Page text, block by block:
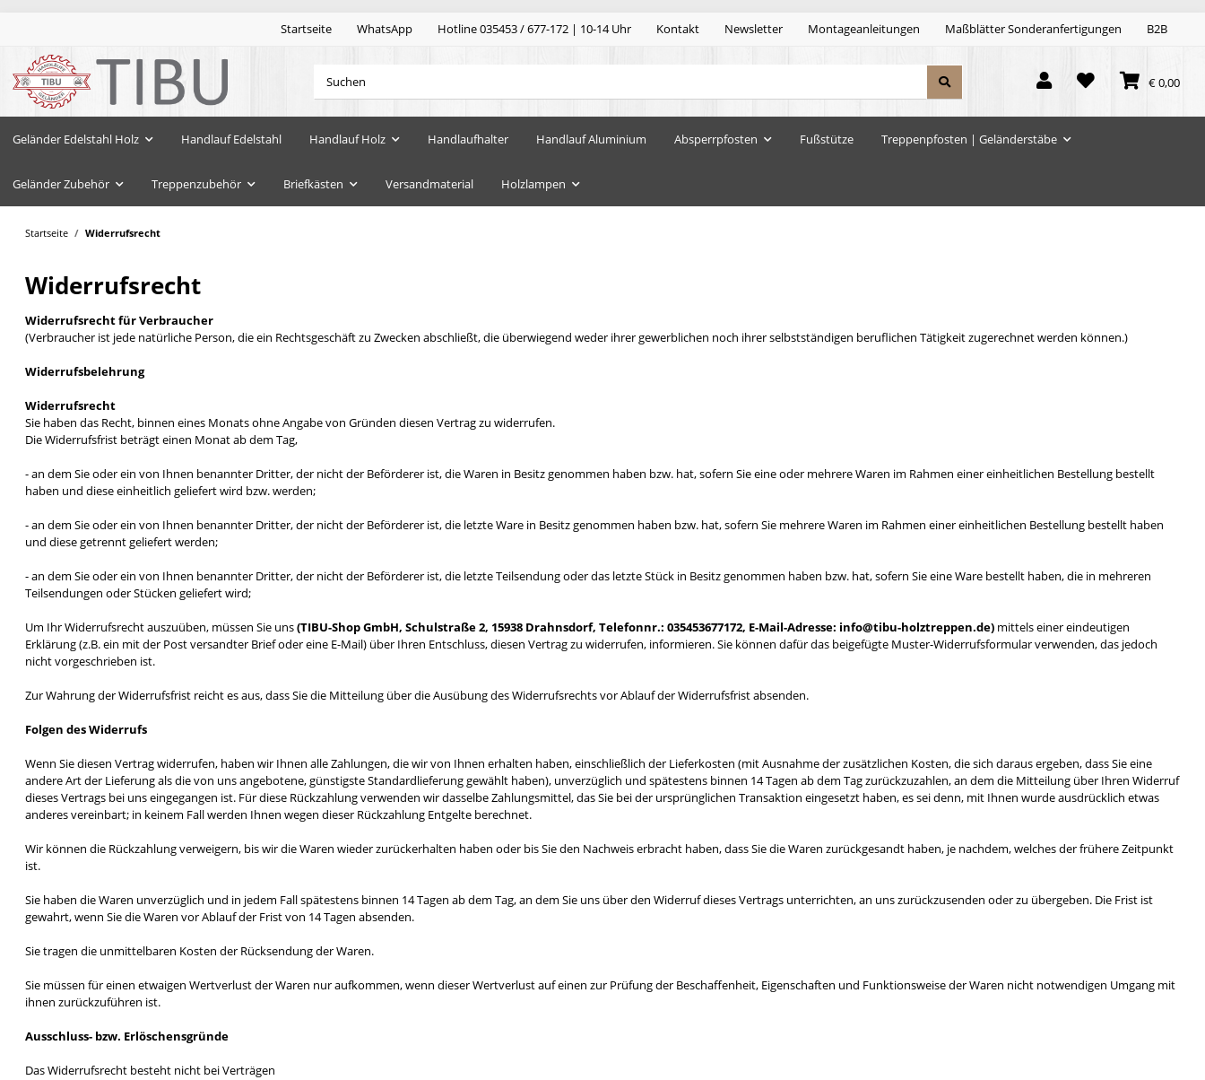
Startseite WhatsApp Hotline 035453 / 677-172 | 10-14 Uhr Kontakt Newsletter Montageanleitungen Maßblätter Sonderanfertigungen B2B
€ 0,00
Geländer Edelstahl Holz Handlauf Edelstahl Handlauf Holz Handlaufhalter Handlauf Aluminium Absperrpfosten Fußstütze Treppenpfosten | Geländerstäbe
Geländer Zubehör Treppenzubehör Briefkästen Versandmaterial Holzlampen
Startseite Widerrufsrecht
Widerrufsrecht
Widerrufsrecht für Verbraucher
(Verbraucher ist jede natürliche Person, die ein Rechtsgeschäft zu Zwecken abschließt, die überwiegend weder ihrer gewerblichen noch ihrer selbstständigen beruflichen Tätigkeit zugerechnet werden können.)
Widerrufsbelehrung
Widerrufsrecht
Sie haben das Recht, binnen eines Monats ohne Angabe von Gründen diesen Vertrag zu widerrufen.
Die Widerrufsfrist beträgt einen Monat ab dem Tag,
- an dem Sie oder ein von Ihnen benannter Dritter, der nicht der Beförderer ist, die Waren in Besitz genommen haben bzw. hat, sofern Sie eine oder mehrere Waren im Rahmen einer einheitlichen Bestellung bestellt
haben und diese einheitlich geliefert wird bzw. werden;
- an dem Sie oder ein von Ihnen benannter Dritter, der nicht der Beförderer ist, die letzte Ware in Besitz genommen haben bzw. hat, sofern Sie mehrere Waren im Rahmen einer einheitlichen Bestellung bestellt haben
und diese getrennt geliefert werden;
- an dem Sie oder ein von Ihnen benannter Dritter, der nicht der Beförderer ist, die letzte Teilsendung oder das letzte Stück in Besitz genommen haben bzw. hat, sofern Sie eine Ware bestellt haben, die in mehreren
Teilsendungen oder Stücken geliefert wird;
Um Ihr Widerrufsrecht auszuüben, müssen Sie uns(TIBU-Shop GmbH, Schulstraße 2, 15938 Drahnsdorf, Telefonnr.: 035453677172, E-Mail-Adresse: info@tibu-holztreppen.de) mittels einer eindeutigen
Erklärung (z.B. ein mit der Post versandter Brief oder eine E-Mail) über Ihren Entschluss, diesen Vertrag zu widerrufen, informieren. Sie können dafür das beigefügte Muster-Widerrufsformular verwenden, das jedoch
nicht vorgeschrieben ist.
Zur Wahrung der Widerrufsfrist reicht es aus, dass Sie die Mitteilung über die Ausübung des Widerrufsrechts vor Ablauf der Widerrufsfrist absenden.
Folgen des Widerrufs
Wenn Sie diesen Vertrag widerrufen, haben wir Ihnen alle Zahlungen, die wir von Ihnen erhalten haben, einschließlich der Lieferkosten (mit Ausnahme der zusätzlichen Kosten, die sich daraus ergeben, dass Sie eine
andere Art der Lieferung als die von uns angebotene, günstigste Standardlieferung gewählt haben), unverzüglich und spätestens binnen 14 Tagen ab dem Tag zurückzuzahlen, an dem die Mitteilung über Ihren Widerruf
dieses Vertrags bei uns eingegangen ist. Für diese Rückzahlung verwenden wir dasselbe Zahlungsmittel, das Sie bei der ursprünglichen Transaktion eingesetzt haben, es sei denn, mit Ihnen wurde ausdrücklich etwas
anderes vereinbart; in keinem Fall werden Ihnen wegen dieser Rückzahlung Entgelte berechnet.
Wir können die Rückzahlung verweigern, bis wir die Waren wieder zurückerhalten haben oder bis Sie den Nachweis erbracht haben, dass Sie die Waren zurückgesandt haben, je nachdem, welches der frühere Zeitpunkt
ist.
Sie haben die Waren unverzüglich und in jedem Fall spätestens binnen 14 Tagen ab dem Tag, an dem Sie uns über den Widerruf dieses Vertrags unterrichten, an uns zurückzusenden oder zu übergeben. Die Frist ist
gewahrt, wenn Sie die Waren vor Ablauf der Frist von 14 Tagen absenden.
Sie tragen die unmittelbaren Kosten der Rücksendung der Waren.
Sie müssen für einen etwaigen Wertverlust der Waren nur aufkommen, wenn dieser Wertverlust auf einen zur Prüfung der Beschaffenheit, Eigenschaften und Funktionsweise der Waren nicht notwendigen Umgang mit
ihnen zurückzuführen ist.
Ausschluss- bzw. Erlöschensgründe
Das Widerrufsrecht besteht nicht bei Verträgen